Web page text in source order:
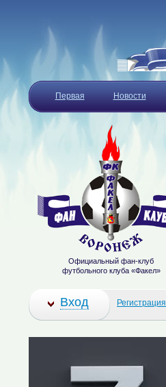
Первая Новости
Официальный фан-клуб
футбольного клуба «Факел»
Вход Регистрация